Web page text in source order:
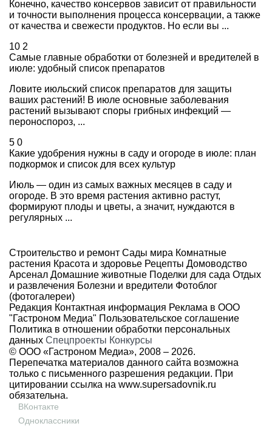
Конечно, качество консервов зависит от правильности
и точности выполнения процесса консервации, а также
от качества и свежести продуктов. Но если вы ...
10 2
Самые главные обработки от болезней и вредителей в
июле: удобный список препаратов
Ловите июльский список препаратов для защиты
ваших растений! В июле основные заболевания
растений вызывают споры грибных инфекций —
пероноспороз, ...
5 0
Какие удобрения нужны в саду и огороде в июле: план
подкормок и список для всех культур
Июль — один из самых важных месяцев в саду и
огороде. В это время растения активно растут,
формируют плоды и цветы, а значит, нуждаются в
регулярных ...
Строительство и ремонт Сады мира Комнатные
растения Красота и здоровье Рецепты Домоводство
Арсенал Домашние животные Поделки для сада Отдых
и развлечения Болезни и вредители Фотоблог
(фотогалереи)
Редакция Контактная информация Реклама в ООО
"Гастроном Медиа" Пользовательское соглашение
Политика в отношении обработки персональных
данных Спецпроекты Конкурсы
© ООО «Гастроном Медиа», 2008 – 2026.
Перепечатка материалов данного сайта возможна
только с письменного разрешения редакции. При
цитировании ссылка на www.supersadovnik.ru
обязательна.
ВКонтакте
Одноклассники